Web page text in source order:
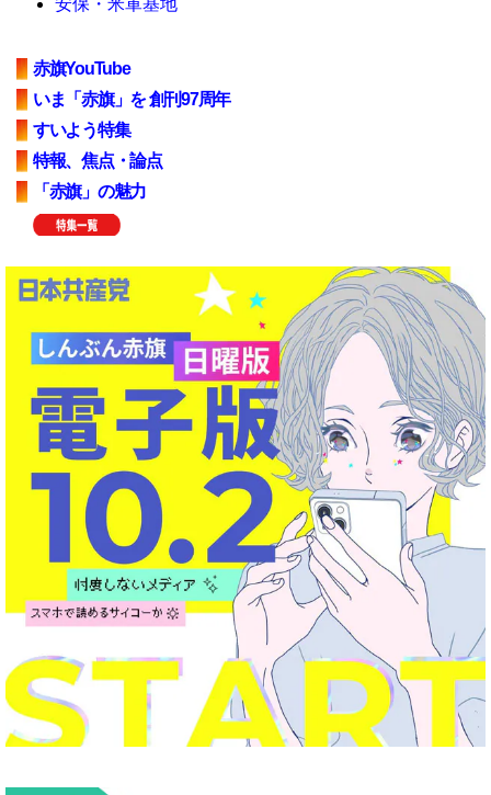
赤旗YouTube
いま「赤旗」を 創刊97周年
すいよう特集
特報、焦点・論点
「赤旗」の魅力